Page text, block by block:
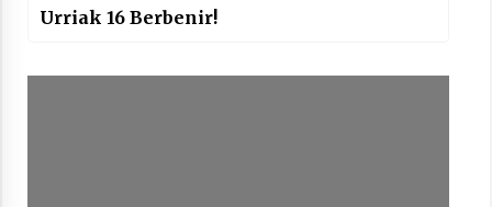
Urriak 16 Berbenir!